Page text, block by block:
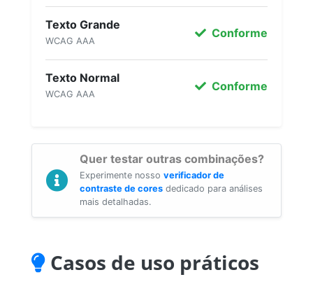
Texto Grande
WCAG AAA
Conforme
Texto Normal
WCAG AAA
Conforme
Quer testar outras combinações?
Experimente nosso verificador de
contraste de cores dedicado para análises
mais detalhadas.
Casos de uso práticos